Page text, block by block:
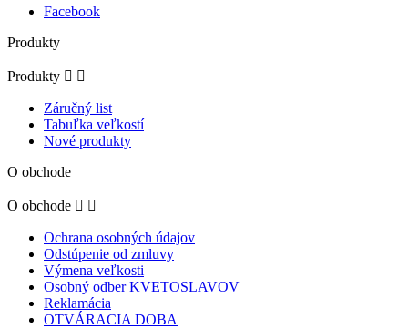
Facebook
Produkty
Produkty  
Záručný list
Tabuľka veľkostí
Nové produkty
O obchode
O obchode  
Ochrana osobných údajov
Odstúpenie od zmluvy
Výmena veľkosti
Osobný odber KVETOSLAVOV
Reklamácia
OTVÁRACIA DOBA